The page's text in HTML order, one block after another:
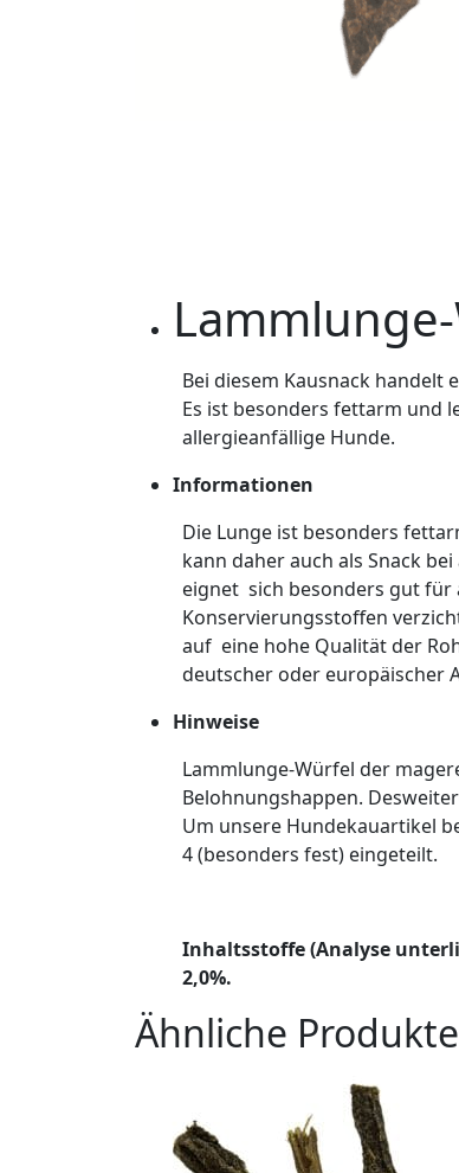
Bei diesem Kausnack handelt
Es ist besonders fettarm und
allergieanfällige Hunde.
Informationen
Die Lunge ist besonders
kann daher auch als Snack
eignet sich besonders gut für
Konservierungsstoffen
auf eine hohe Qualität der
deutscher oder europäischer
Hinweise
Lammlunge-Würfel der
Belohnungshappen.
Um unsere Hundekauartikel
4 (besonders fest) eingeteilt.
Inhaltsstoffe (Analyse
2,0%.
Ähnliche Produkte